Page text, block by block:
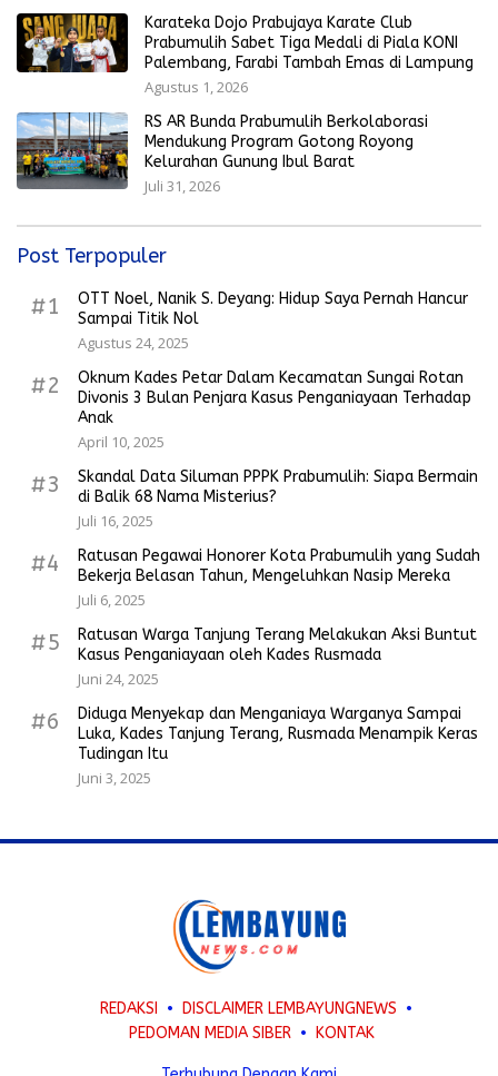
Karateka Dojo Prabujaya Karate Club
Prabumulih Sabet Tiga Medali di Piala KONI
Palembang, Farabi Tambah Emas di Lampung
Agustus 1, 2026
RS AR Bunda Prabumulih Berkolaborasi
Mendukung Program Gotong Royong
Kelurahan Gunung Ibul Barat
Juli 31, 2026
Post Terpopuler
#1
OTT Noel, Nanik S. Deyang: Hidup Saya Pernah Hancur
Sampai Titik Nol
Agustus 24, 2025
#2
Oknum Kades Petar Dalam Kecamatan Sungai Rotan
Divonis 3 Bulan Penjara Kasus Penganiayaan Terhadap
Anak
April 10, 2025
#3
Skandal Data Siluman PPPK Prabumulih: Siapa Bermain
di Balik 68 Nama Misterius?
Juli 16, 2025
#4
Ratusan Pegawai Honorer Kota Prabumulih yang Sudah
Bekerja Belasan Tahun, Mengeluhkan Nasip Mereka
Juli 6, 2025
#5
Ratusan Warga Tanjung Terang Melakukan Aksi Buntut
Kasus Penganiayaan oleh Kades Rusmada
Juni 24, 2025
#6
Diduga Menyekap dan Menganiaya Warganya Sampai
Luka, Kades Tanjung Terang, Rusmada Menampik Keras
Tudingan Itu
Juni 3, 2025
REDAKSI
DISCLAIMER LEMBAYUNGNEWS
PEDOMAN MEDIA SIBER
KONTAK